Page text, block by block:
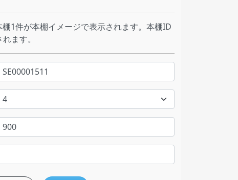
1件が本棚イメージで表示されます。本棚ID
ます。